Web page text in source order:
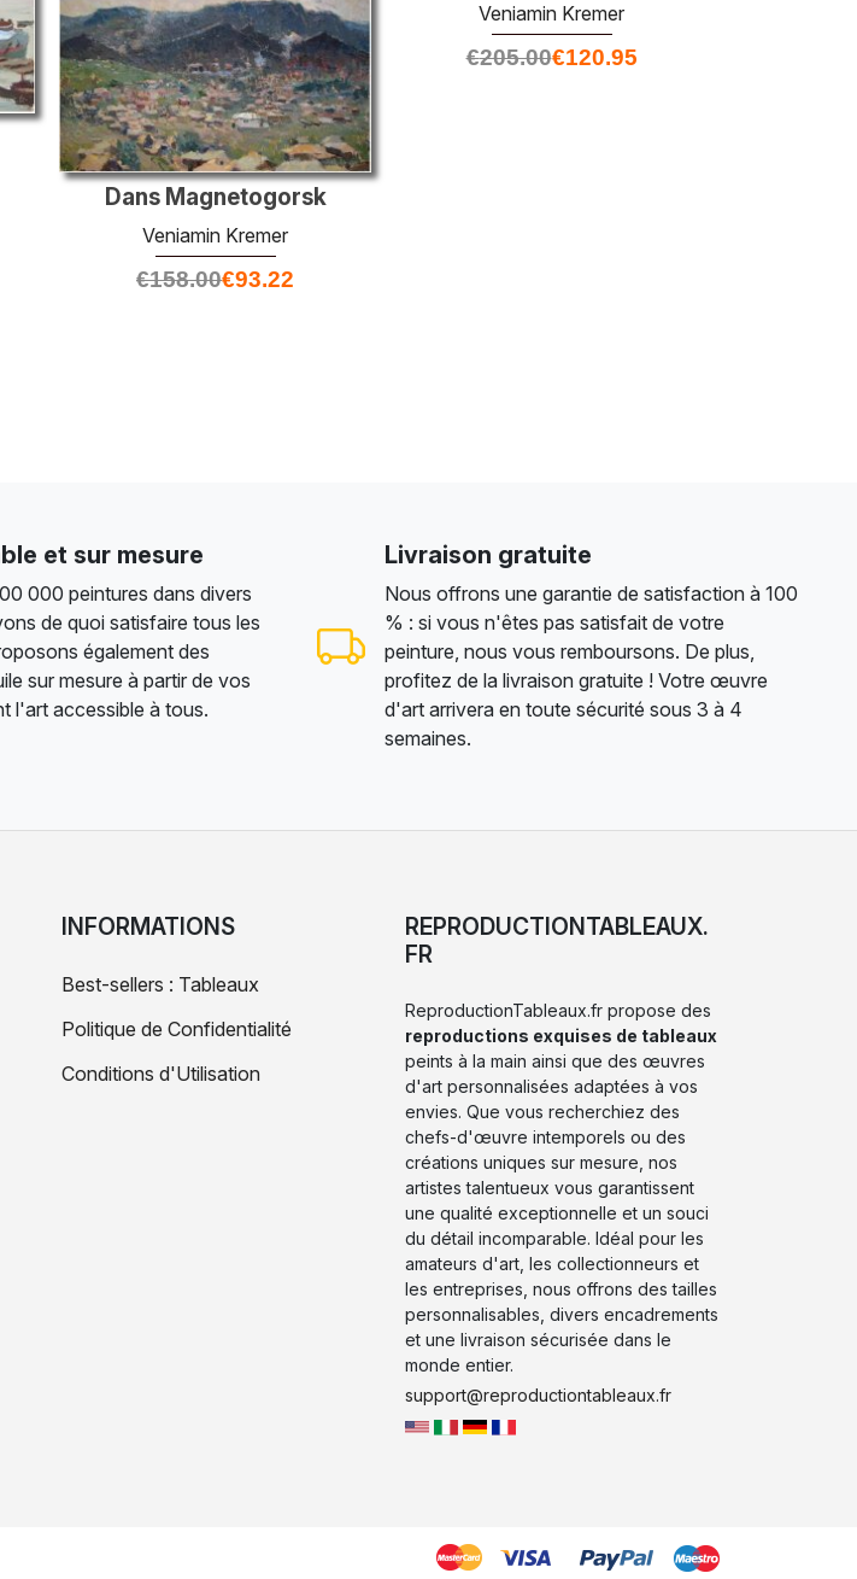
Veniamin Kremer
€205.00€120.95
Dans Magnetogorsk
Veniamin Kremer
€158.00€93.22
et sur mesure
000 peintures dans divers
de quoi satisfaire tous les
également des
sur mesure à partir de vos
l'art accessible à tous.
Livraison gratuite
Nous offrons une garantie de satisfaction à 100
% : si vous n'êtes pas satisfait de votre
peinture, nous vous remboursons. De plus,
profitez de la livraison gratuite ! Votre œuvre
d'art arrivera en toute sécurité sous 3 à 4
semaines.
INFORMATIONS
Best-sellers : Tableaux
Politique de Confidentialité
Conditions d'Utilisation
REPRODUCTIONTABLEAUX.
FR
ReproductionTableaux.fr propose des
reproductions exquises de tableaux
peints à la main ainsi que des œuvres
d'art personnalisées adaptées à vos
envies. Que vous recherchiez des
chefs-d'œuvre intemporels ou des
créations uniques sur mesure, nos
artistes talentueux vous garantissent
une qualité exceptionnelle et un souci
du détail incomparable. Idéal pour les
amateurs d'art, les collectionneurs et
les entreprises, nous offrons des tailles
personnalisables, divers encadrements
et une livraison sécurisée dans le
monde entier.
support@reproductiontableaux.fr